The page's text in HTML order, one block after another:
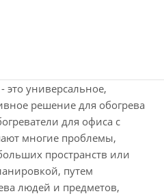
это универсальное,
решение для обогрева
для офиса с
многие проблемы,
пространств или
путем
людей и предметов,